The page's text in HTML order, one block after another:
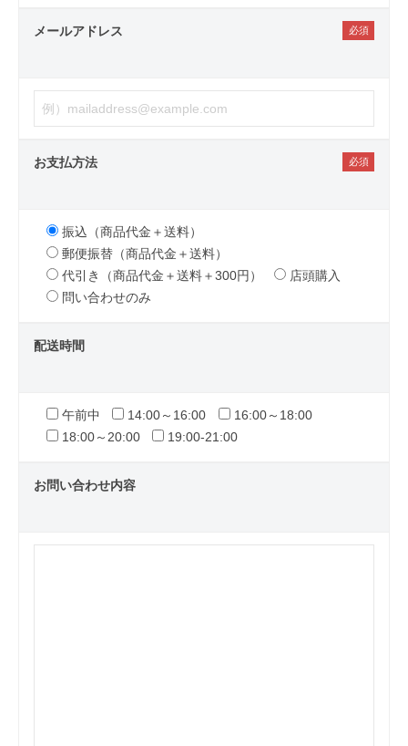
メールアドレス
お支払方法
振込（商品代金＋送料）
郵便振替（商品代金＋送料）
代引き（商品代金＋送料＋300円）
店頭購入
問い合わせのみ
配送時間
午前中 14:00～16:00
16:00～18:00
18:00～20:00
19:00-21:00
お問い合わせ内容